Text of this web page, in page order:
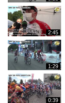
2:45
1:29
0:39